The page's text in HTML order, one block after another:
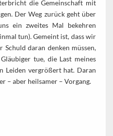
die Gemeinschaft mit
Der Weg zurück geht über
ein zweites Mal bekehren
tun). Gemeint ist, dass wir
Schuld daran denken müssen,
tue, die Last meines
Leiden vergrößert hat. Daran
– aber heilsamer – Vorgang.